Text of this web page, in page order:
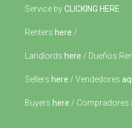
Service byCLICKING HERE
Renters here /
Landlords here / Dueños
Sellers here / Vendedores
Buyers here / Compradores